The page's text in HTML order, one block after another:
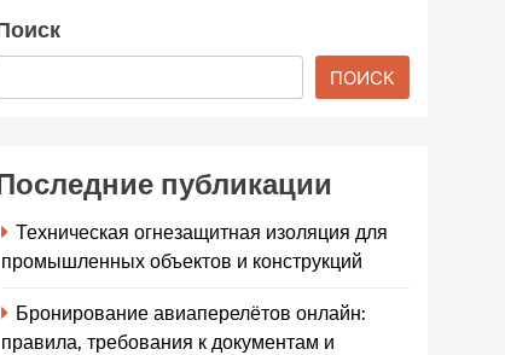
ПОИСК
публикации
Техническая огнезащитная изоляция для
промышленных объектов и конструкций
Бронирование авиаперелётов онлайн:
правила, требования к документам и